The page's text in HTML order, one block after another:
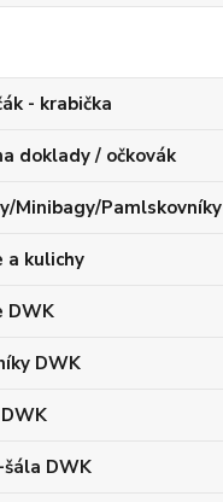
- krabička
doklady / očkovák
Minibagy/Pamlskovníky
a kulichy
DWK
DWK
DWK